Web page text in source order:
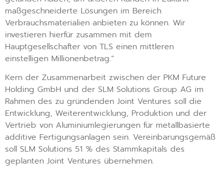
maßgeschneiderte Lösungen im Bereich
Verbrauchsmaterialien anbieten zu können. Wir
investieren hierfür zusammen mit dem
Hauptgesellschafter von TLS einen mittleren
einstelligen Millionenbetrag.“
Kern der Zusammenarbeit zwischen der PKM Future
Holding GmbH und der SLM Solutions Group AG im
Rahmen des zu gründenden Joint Ventures soll die
Entwicklung, Weiterentwicklung, Produktion und der
Vertrieb von Aluminiumlegierungen für metallbasierte
additive Fertigungsanlagen sein. Vereinbarungsgemäß
soll SLM Solutions 51 % des Stammkapitals des
geplanten Joint Ventures übernehmen.